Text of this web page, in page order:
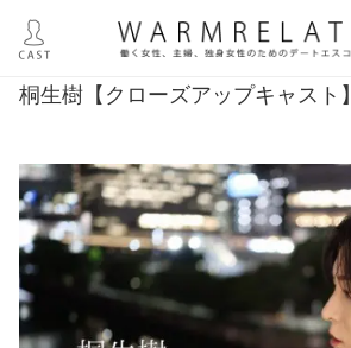
桐生樹【クローズアップキャスト】